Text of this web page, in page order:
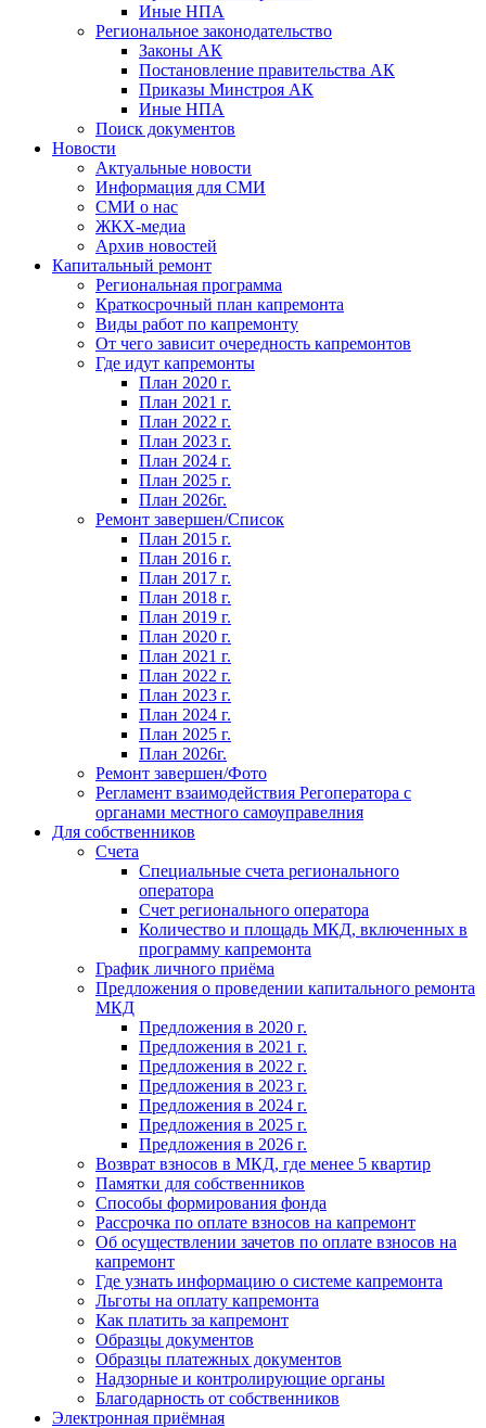
Иные НПА
Региональное законодательство
Законы АК
Постановление правительства АК
Приказы Минстроя АК
Иные НПА
Поиск документов
Новости
Актуальные новости
Информация для СМИ
СМИ о нас
ЖКХ-медиа
Архив новостей
Капитальный ремонт
Региональная программа
Краткосрочный план капремонта
Виды работ по капремонту
От чего зависит очередность капремонтов
Где идут капремонты
План 2020 г.
План 2021 г.
План 2022 г.
План 2023 г.
План 2024 г.
План 2025 г.
План 2026г.
Ремонт завершен/Список
План 2015 г.
План 2016 г.
План 2017 г.
План 2018 г.
План 2019 г.
План 2020 г.
План 2021 г.
План 2022 г.
План 2023 г.
План 2024 г.
План 2025 г.
План 2026г.
Ремонт завершен/Фото
Регламент взаимодействия Регоператора с
органами местного самоуправелния
Для собственников
Счета
Специальные счета регионального
оператора
Счет регионального оператора
Количество и площадь МКД, включенных в
программу капремонта
График личного приёма
Предложения о проведении капитального ремонта
МКД
Предложения в 2020 г.
Предложения в 2021 г.
Предложения в 2022 г.
Предложения в 2023 г.
Предложения в 2024 г.
Предложения в 2025 г.
Предложения в 2026 г.
Возврат взносов в МКД, где менее 5 квартир
Памятки для собственников
Способы формирования фонда
Рассрочка по оплате взносов на капремонт
Об осуществлении зачетов по оплате взносов на
капремонт
Где узнать информацию о системе капремонта
Льготы на оплату капремонта
Как платить за капремонт
Образцы документов
Образцы платежных документов
Надзорные и контролирующие органы
Благодарность от собственников
Электронная приёмная